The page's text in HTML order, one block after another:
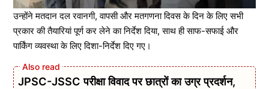
उन्होंने मतदान दल रवानगी, वापसी और मतगणना दिवस के दिन के लिए सभी
प्रकार की तैयारियां पूर्ण कर लेने का निर्देश दिया, साथ ही साफ-सफाई और
पार्किंग व्यवस्था के लिए दिशा-निर्देश दिए गए।
JPSC-JSSC परीक्षा विवाद पर छात्रों का उग्र प्रदर्शन,